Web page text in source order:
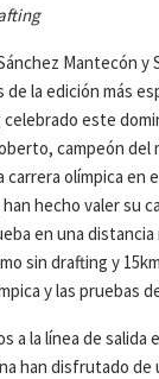
Mantecón y
la edición más
este
campeón del
carrera olímpica en
han hecho valer su
en una distancia
sin drafting y
y las pruebas
a la línea de salida
han disfrutado de